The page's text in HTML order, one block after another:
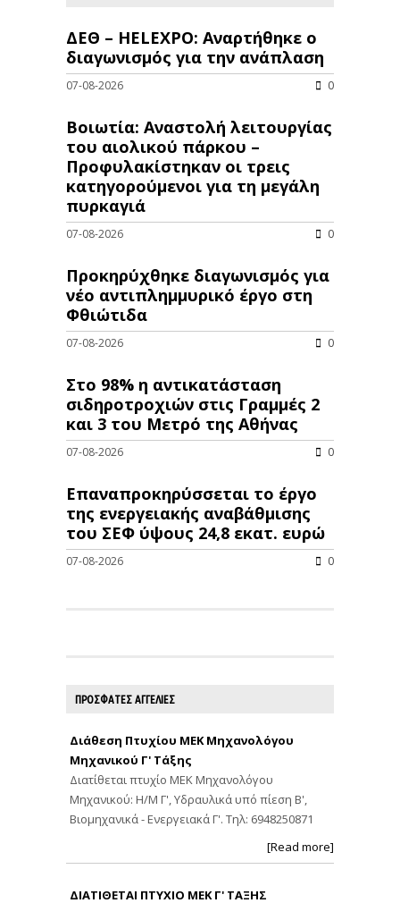
ΔΕΘ – HELEXPO: Αναρτήθηκε ο
διαγωνισμός για την ανάπλαση
07-08-2026 0
Βοιωτία: Αναστολή λειτουργίας
του αιολικού πάρκου –
Προφυλακίστηκαν οι τρεις
κατηγορούμενοι για τη μεγάλη
πυρκαγιά
07-08-2026 0
Προκηρύχθηκε διαγωνισμός για
νέo αντιπλημμυρικό έργο στη
Φθιώτιδα
07-08-2026 0
Στο 98% η αντικατάσταση
σιδηροτροχιών στις Γραμμές 2
και 3 του Μετρό της Αθήνας
07-08-2026 0
Επαναπροκηρύσσεται το έργο
της ενεργειακής αναβάθμισης
του ΣΕΦ ύψους 24,8 εκατ. ευρώ
07-08-2026 0
ΠΡΟΣΦΑΤΕΣ ΑΓΓΕΛΙΕΣ
Διάθεση Πτυχίου ΜΕΚ Μηχανολόγου
Μηχανικού Γ' Τάξης
Διατίθεται πτυχίο ΜΕΚ Μηχανολόγου
Μηχανικού: Η/Μ Γ', Υδραυλικά υπό πίεση Β',
Βιομηχανικά - Ενεργειακά Γ'. Τηλ: 6948250871
[Read more]
ΔΙΑΤΙΘΕΤΑΙ ΠΤΥΧΙΟ ΜΕΚ Γ' ΤΑΞΗΣ